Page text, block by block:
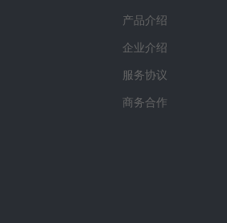
产品介绍
企业介绍
服务协议
商务合作